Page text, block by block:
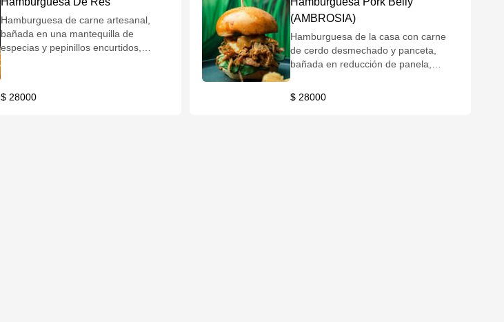
Hamburguesa de carne artesanal,
bañada en una mantequilla de
especias y pepinillos encurtidos,
$ 28000
(AMBROSIA)
Hamburguesa de la casa con carne
de cerdo desmechado y panceta,
bañada en reducción de panela,
elección .
$ 28000